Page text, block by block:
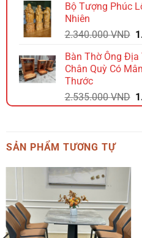
Bộ Tượng Phúc
Nhiên
2.340.000VND
Bàn Thờ Ông
Chân Quỳ Có
Thước
2.535.000VND
SẢN PHẨM TƯƠNG TỰ